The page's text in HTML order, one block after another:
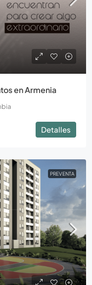
en Armenia
Detalles
PREVENTA